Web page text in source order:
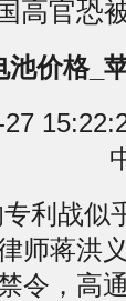
高官恐
池价格_
战似乎
师蒋洪
令，高